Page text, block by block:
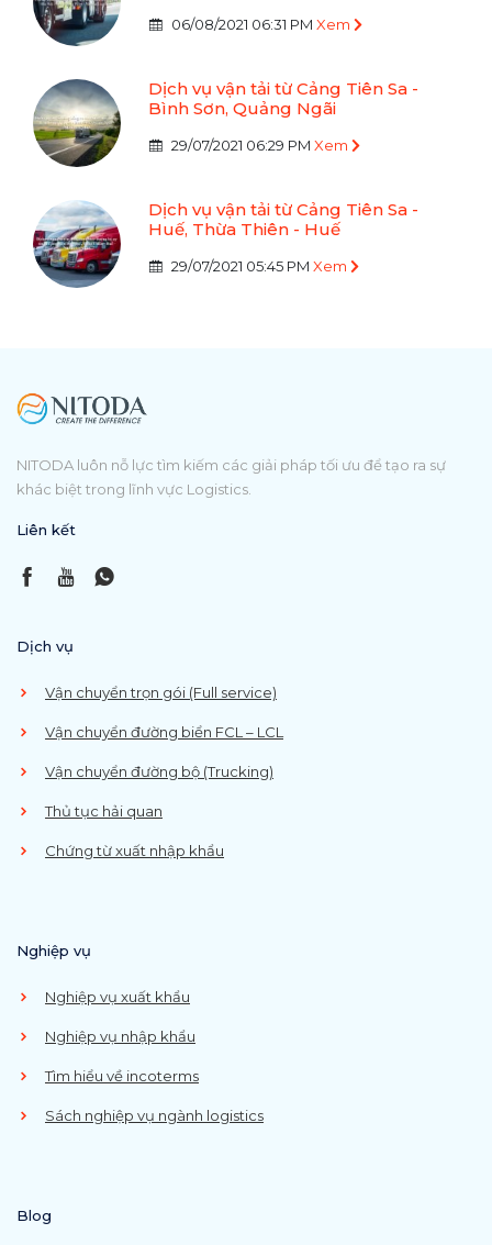
06/08/2021 06:31 PM Xem
Dịch vụ vận tải từ Cảng Tiên Sa -
Bình Sơn, Quảng Ngãi
29/07/2021 06:29 PM Xem
Dịch vụ vận tải từ Cảng Tiên Sa -
Huế, Thừa Thiên - Huế
29/07/2021 05:45 PM Xem
NITODA luôn nỗ lực tìm kiếm các giải pháp tối ưu để tạo ra sự
khác biệt trong lĩnh vực Logistics.
Liên kết
Dịch vụ
Vận chuyển trọn gói (Full service)
Vận chuyển đường biển FCL – LCL
Vận chuyển đường bộ (Trucking)
Thủ tục hải quan
Chứng từ xuất nhập khẩu
Nghiệp vụ
Nghiệp vụ xuất khẩu
Nghiệp vụ nhập khẩu
Tìm hiểu về incoterms
Sách nghiệp vụ ngành logistics
Blog